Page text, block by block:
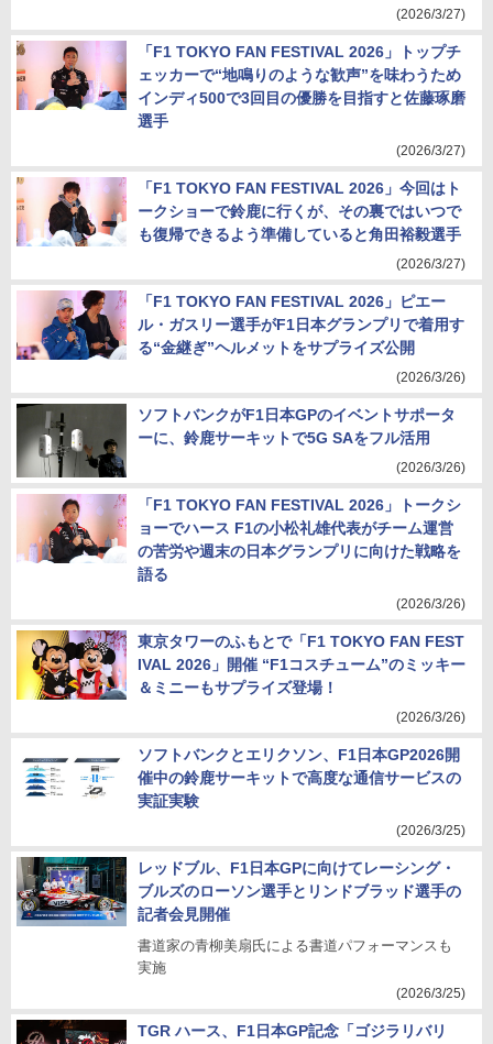
(2026/3/27)
「F1 TOKYO FAN FESTIVAL 2026」トップチ
ェッカーで“地鳴りのような歓声”を味わうため
インディ500で3回目の優勝を目指すと佐藤琢磨
選手
(2026/3/27)
「F1 TOKYO FAN FESTIVAL 2026」今回はト
ークショーで鈴鹿に行くが、その裏ではいつで
も復帰できるよう準備していると角田裕毅選手
(2026/3/27)
「F1 TOKYO FAN FESTIVAL 2026」ピエー
ル・ガスリー選手がF1日本グランプリで着用す
る“金継ぎ”ヘルメットをサプライズ公開
(2026/3/26)
ソフトバンクがF1日本GPのイベントサポータ
ーに、鈴鹿サーキットで5G SAをフル活用
(2026/3/26)
「F1 TOKYO FAN FESTIVAL 2026」トークシ
ョーでハース F1の小松礼雄代表がチーム運営
の苦労や週末の日本グランプリに向けた戦略を
語る
(2026/3/26)
東京タワーのふもとで「F1 TOKYO FAN FEST
IVAL 2026」開催 “F1コスチューム”のミッキー
＆ミニーもサプライズ登場！
(2026/3/26)
ソフトバンクとエリクソン、F1日本GP2026開
催中の鈴鹿サーキットで高度な通信サービスの
実証実験
(2026/3/25)
レッドブル、F1日本GPに向けてレーシング・
ブルズのローソン選手とリンドブラッド選手の
記者会見開催
書道家の青柳美扇氏による書道パフォーマンスも
実施
(2026/3/25)
TGR ハース、F1日本GP記念「ゴジラリバリ